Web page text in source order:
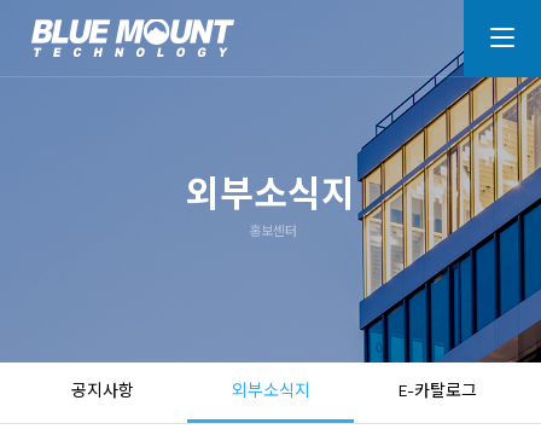
홍보센터
외부소식지
공지사항 외부소식지 E-카탈로그